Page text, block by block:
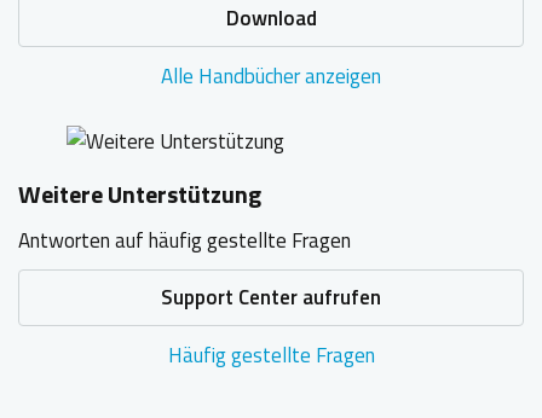
Download
Alle Handbücher anzeigen
Weitere Unterstützung
Antworten auf häufig gestellte Fragen
Support Center aufrufen
Häufig gestellte Fragen